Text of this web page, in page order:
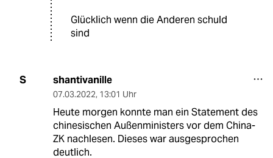
Glücklich wenn die Anderen schuld
sind
S shantivanille
07.03.2022, 13:01 Uhr
Heute morgen konnte man ein Statement des
chinesischen Außenministers vor dem China-
ZK nachlesen. Dieses war ausgesprochen
deutlich.